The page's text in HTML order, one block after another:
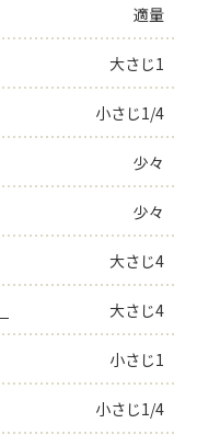
適量
大さじ1
小さじ1/4
少々
少々
大さじ4
大さじ4
小さじ1
小さじ1/4